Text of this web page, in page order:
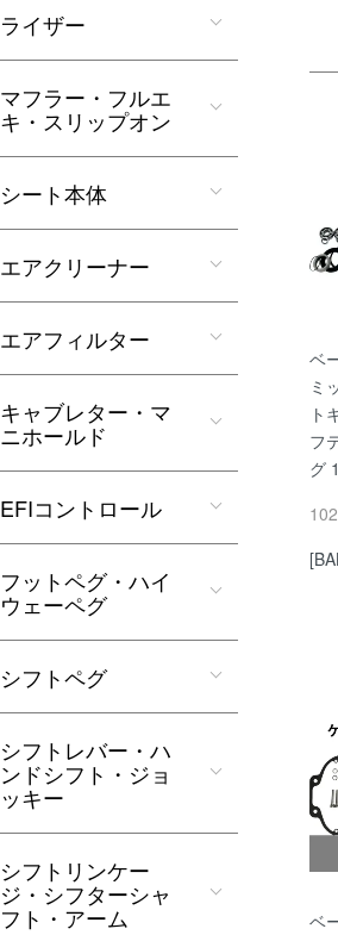
ベ
ミ
ト
フ
グ
ベ
ライザー
マフラー・フルエ
キ・スリップオン
シート本体
エアクリーナー
エアフィルター
キャブレター・マ
ニホールド
EFIコントロール
フットペグ・ハイ
ウェーペグ
シフトペグ
シフトレバー・ハ
ンドシフト・ジョ
ッキー
シフトリンケー
ジ・シフターシャ
フト・アーム